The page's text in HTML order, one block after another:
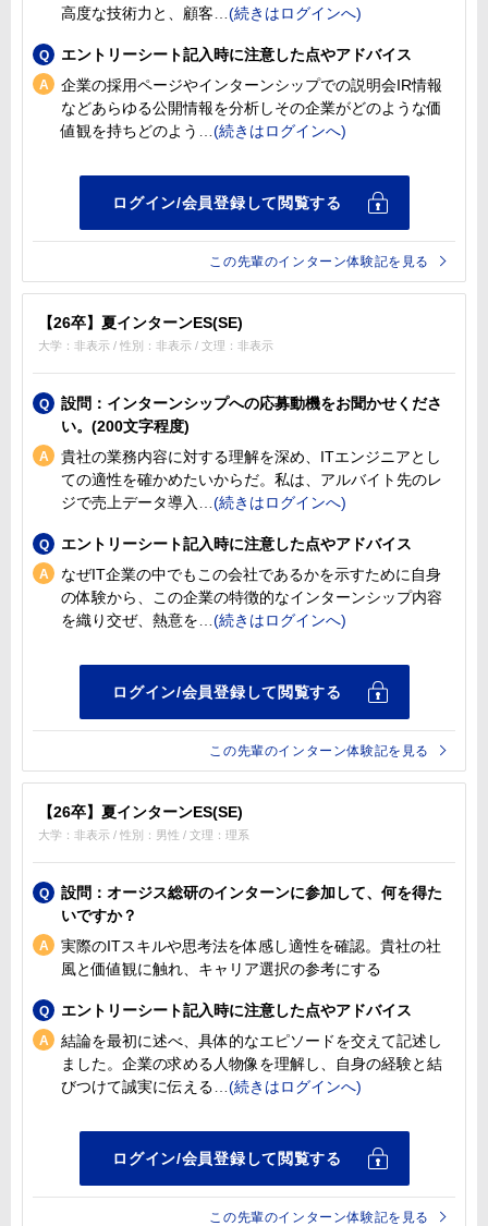
高度な技術力と、顧客
エントリーシート記入時に注意した点やアドバイス
企業の採用ページやインターンシップでの説明会IR情報
などあらゆる公開情報を分析しその企業がどのような価
値観を持ちどのよう
この先輩のインターン体験記を見る
【26卒】夏インターンES(SE)
大学：非表示 / 性別：非表示 / 文理：非表示
設問：インターンシップへの応募動機をお聞かせくださ
い。(200文字程度)
貴社の業務内容に対する理解を深め、ITエンジニアとし
ての適性を確かめたいからだ。私は、アルバイト先のレ
ジで売上データ導入
エントリーシート記入時に注意した点やアドバイス
なぜIT企業の中でもこの会社であるかを示すために自身
の体験から、この企業の特徴的なインターンシップ内容
を織り交ぜ、熱意を
この先輩のインターン体験記を見る
【26卒】夏インターンES(SE)
大学：非表示 / 性別：男性 / 文理：理系
設問：オージス総研のインターンに参加して、何を得た
いですか？
実際のITスキルや思考法を体感し適性を確認。貴社の社
風と価値観に触れ、キャリア選択の参考にする
エントリーシート記入時に注意した点やアドバイス
結論を最初に述べ、具体的なエピソードを交えて記述し
ました。企業の求める人物像を理解し、自身の経験と結
びつけて誠実に伝える
この先輩のインターン体験記を見る